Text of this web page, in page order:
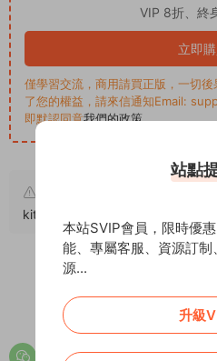
VIP 8折、終
立即
僅學習交流，商用請買正版，一切
了您的權益，請來信通知Email:
即默認同意我們的政策。
kitten-games/
0
站點
本站SVIP會員，限時優
能、專屬客服、資源訂
源...
升級